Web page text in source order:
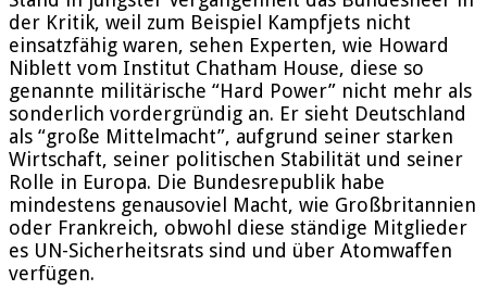
der Kritik, weil zum Beispiel Kampfjets nicht
einsatzfähig waren, sehen Experten, wie Howard
Niblett vom Institut Chatham House, diese so
genannte militärische “Hard Power” nicht mehr als
sonderlich vordergründig an. Er sieht Deutschland
als “große Mittelmacht”, aufgrund seiner starken
Wirtschaft, seiner politischen Stabilität und seiner
Rolle in Europa. Die Bundesrepublik habe
mindestens genausoviel Macht, wie Großbritannien
oder Frankreich, obwohl diese ständige Mitglieder
es UN-Sicherheitsrats sind und über Atomwaffen
verfügen.